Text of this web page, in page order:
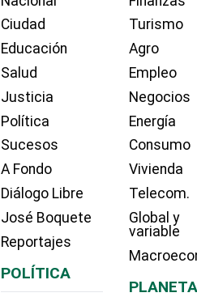
Ciudad
Educación
Salud
Justicia
Política
Sucesos
A Fondo
Diálogo Libre
José Boquete
Reportajes
POLÍTICA
Turismo
Agro
Empleo
Negocios
Energía
Consumo
Vivienda
Telecom.
Global y
variable
PLANETA